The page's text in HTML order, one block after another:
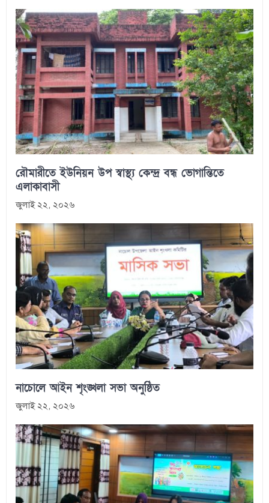
রৌমারীতে ইউনিয়ন উপ স্বাস্থ্য কেন্দ্র বন্ধ ভোগান্তিতে
এলাকাবাসী
জুলাই ২২, ২০২৬
নাচোলে আইন শৃংঙ্খলা সভা অনুষ্ঠিত
জুলাই ২২, ২০২৬